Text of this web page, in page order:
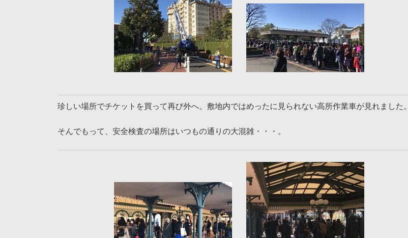
珍しい場所でチケットを買って再び外へ。敷地内ではめったに見られない高所作業車が見れました。
そんでもって、安全検査の場所はいつもの通りの大混雑・・・。